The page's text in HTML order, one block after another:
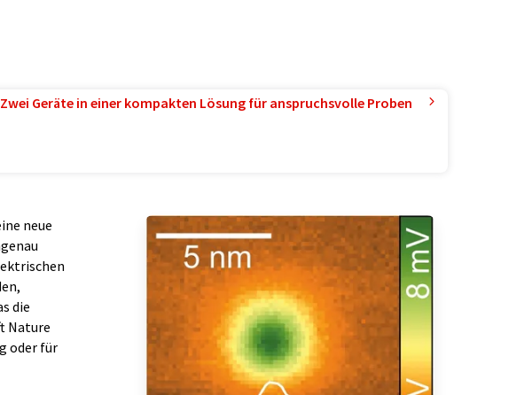
Zwei Geräte in einer kompakten Lösung für anspruchsvolle Proben
neue
die
Nature
oder für